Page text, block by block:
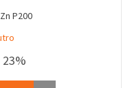
P200
23%